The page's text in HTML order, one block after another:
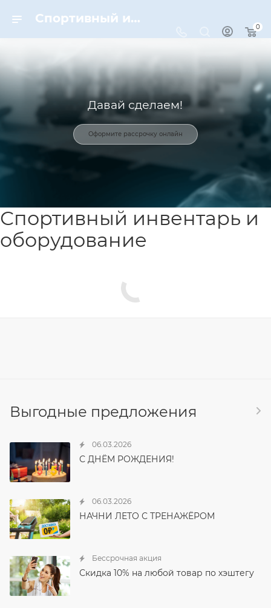
Спортивный инвентарь и оборудование для спорта в Москве | Dynamic-Sport
0
Давай сделаем!
Оформите рассрочку онлайн
Спортивный инвентарь и
оборудование
Выгодные предложения
06.03.2026
С ДНЁМ РОЖДЕНИЯ!
06.03.2026
НАЧНИ ЛЕТО С ТРЕНАЖЁРОМ
Бессрочная акция
Скидка 10% на любой товар по хэштегу